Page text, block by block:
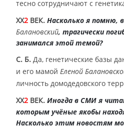
тесно сотрудничают с
XX2 ВЕК. Насколько я помню,
Балановский, трагически
занимался этой темой?
С. Б. Да, генетические базы
и его мамой Еленой
личность домодедовского
XX2 ВЕК. Иногда в СМИ я
которым учёные якобы
Насколько этим новостям